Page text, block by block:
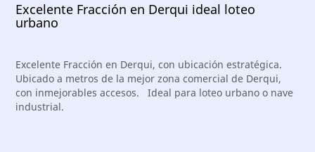
Excelente Fracción en Derqui ideal loteo
urbano
Excelente Fracción en Derqui, con ubicación estratégica.
Ubicado a metros de la mejor zona comercial de Derqui,
con inmejorables accesos. Ideal para loteo urbano o nave
industrial.